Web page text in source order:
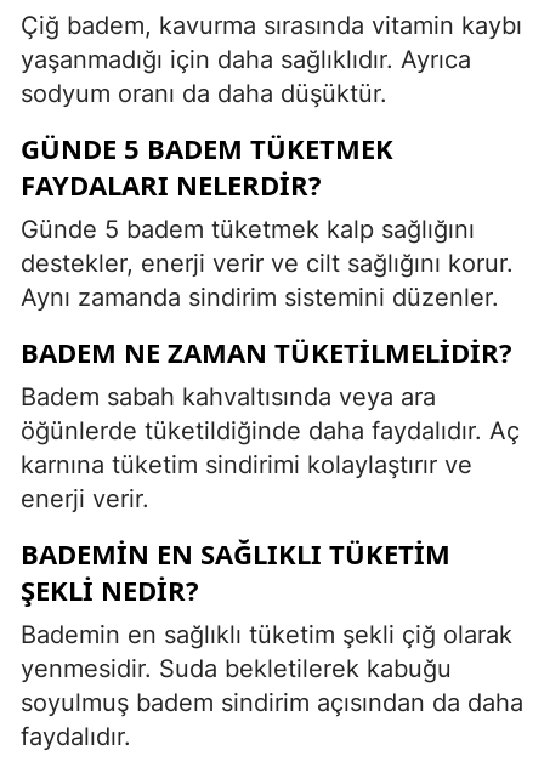
Çiğ badem, kavurma sırasında vitamin kaybı
yaşanmadığı için daha sağlıklıdır. Ayrıca
sodyum oranı da daha düşüktür.
GÜNDE 5 BADEM TÜKETMEK
FAYDALARI NELERDIR?
Günde 5 badem tüketmek kalp sağlığını
destekler, enerji verir ve cilt sağlığını korur.
Aynı zamanda sindirim sistemini düzenler.
BADEM NE ZAMAN TÜKETILMELIDIR?
Badem sabah kahvaltısında veya ara
öğünlerde tüketildiğinde daha faydalıdır. Aç
karnına tüketim sindirimi kolaylaştırır ve
enerji verir.
BADEMIN EN SAĞLIKLI TÜKETIM
ŞEKLI NEDIR?
Bademin en sağlıklı tüketim şekli çiğ olarak
yenmesidir. Suda bekletilerek kabuğu
soyulmuş badem sindirim açısından da daha
faydalıdır.